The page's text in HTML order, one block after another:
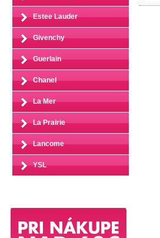
Estee Lauder
Givenchy
Guerlain
Chanel
La Mer
La Prairie
Lancome
YSL